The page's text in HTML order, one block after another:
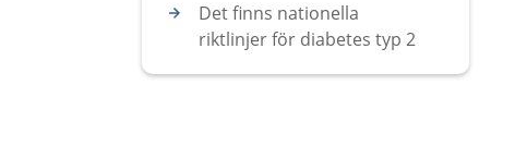
Det finns nationella
riktlinjer för diabetes typ 2